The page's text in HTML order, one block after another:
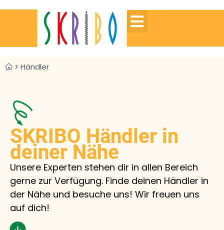
> Händler
SKRIBO Händler in
deiner Nähe
Unsere Experten stehen dir in allen Bereich
gerne zur Verfügung. Finde deinen Händler in
der Nähe und besuche uns! Wir freuen uns
auf dich!